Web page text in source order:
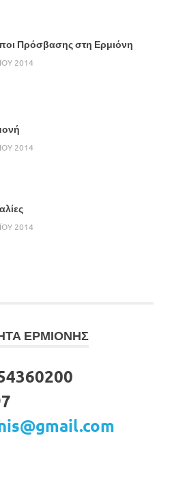
Πρόσβασης στη Ερμιόνη
2014
2014
2014
ΕΡΜΙΟΝΗΣ